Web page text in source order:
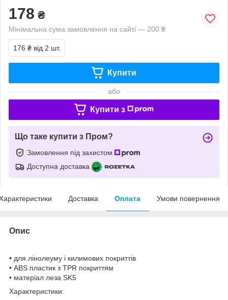
178 ₴
Мінімальна сума замовлення на сайті — 200 ₴
176 ₴ від 2 шт.
Купити
або
Купити з
Що таке купити з Пром?
Замовлення під захистом
Доступна доставка
Доставка Оплата Умови повернення
Опис
• для лінолеуму і килимових покриттів
• ABS пластик з TPR покриттям
• матеріал леза SK5
Характеристики: